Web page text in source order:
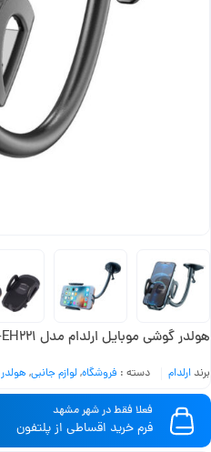
هولدر گوشی موبایل ارلدام مدل ET-EH221
برندارلدام دسته : فروشگاه,لوازم جانبی, هولدر
فعلا فقط در شهر مشهد
فرم خرید اقساطی از پلتفون